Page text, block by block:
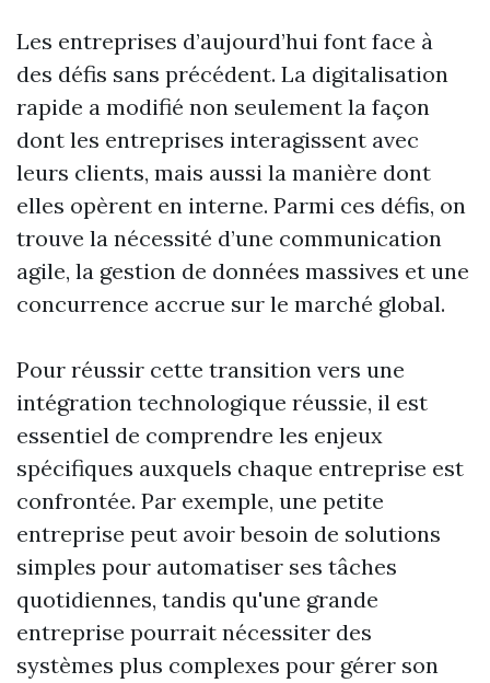
Les entreprises d’aujourd’hui font face à
des défis sans précédent. La digitalisation
rapide a modifié non seulement la façon
dont les entreprises interagissent avec
leurs clients, mais aussi la manière dont
elles opèrent en interne. Parmi ces défis, on
trouve la nécessité d’une communication
agile, la gestion de données massives et une
concurrence accrue sur le marché global.
Pour réussir cette transition vers une
intégration technologique réussie, il est
essentiel de comprendre les enjeux
spécifiques auxquels chaque entreprise est
confrontée. Par exemple, une petite
entreprise peut avoir besoin de solutions
simples pour automatiser ses tâches
quotidiennes, tandis qu'une grande
entreprise pourrait nécessiter des
systèmes plus complexes pour gérer son